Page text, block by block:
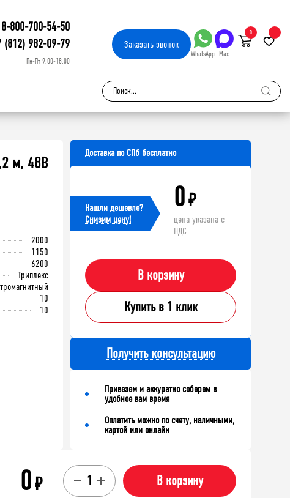
8-800-700-54-50
(812) 982-09-79
Пн-Пт 9.00-18.00
Заказатьзвонок
WhatsApp Max
0
м, 48В
2000
1150
6200
Триплекс
10
10
Доставка по СПб бесплатно
Нашли дешевле?
Cнизим цену!
0₽
цена указана с
НДС
В корзину
Купить в 1 клик
Получить консультацию
Привезем и аккуратно соберем в
удобное вам время
Оплатить можно по счету, наличными,
картой или онлайн
0₽ В корзину